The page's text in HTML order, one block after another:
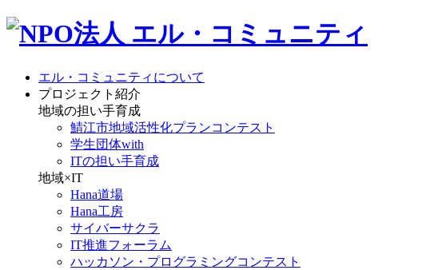
エル・コミュニティについて
プロジェクト紹介
地域の担い手育成
鯖江市地域活性化プランコンテスト
学生団体with
ITの担い手育成
地域×IT
Hana道場
Hana工房
サイバーサクラ
IT推進フォーラム
ハッカソン・プログラミングコンテスト